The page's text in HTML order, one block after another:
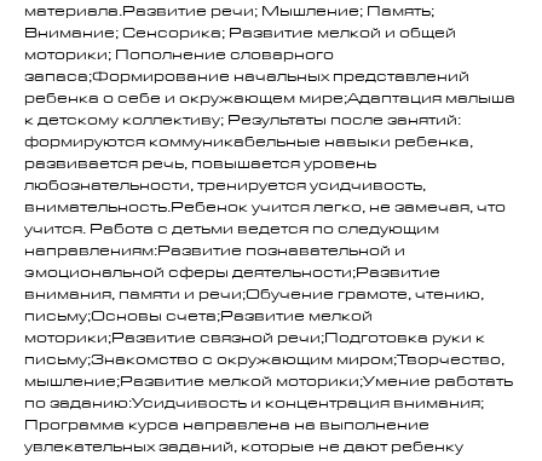
материала.Развитие речи; Мышление; Память;
Внимание; Сенсорика; Развитие мелкой и общей
моторики; Пополнение словарного
запаса;Формирование начальных представлений
ребенка о себе и окружающем мире;Адаптация малыша
к детскому коллективу; Результаты после занятий:
формируются коммуникабельные навыки ребенка,
развивается речь, повышается уровень
любознательности, тренируется усидчивость,
внимательность.Ребенок учится легко, не замечая, что
учится. Работа с детьми ведется по следующим
направлениям:Развитие познавательной и
эмоциональной сферы деятельности;Развитие
внимания, памяти и речи;Обучение грамоте, чтению,
письму;Основы счета;Развитие мелкой
моторики;Развитие связной речи;Подготовка руки к
письму;Знакомство с окружающим миром;Творчество,
мышление;Развитие мелкой моторики;Умение работать
по заданию:Усидчивость и концентрация внимания;
Программа курса направлена на выполнение
увлекательных заданий, которые не дают ребенку